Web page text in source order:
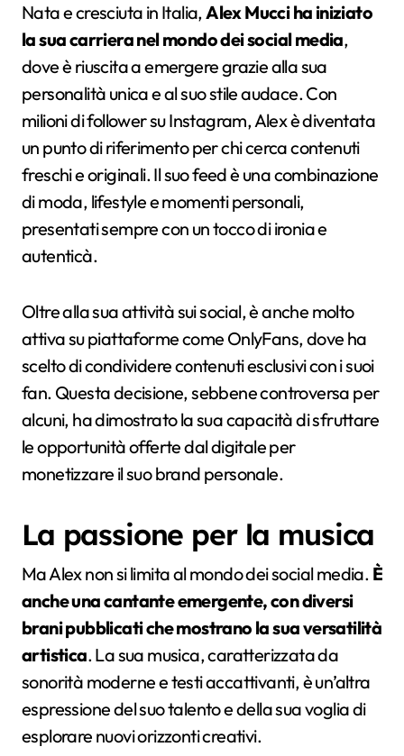
Nata e cresciuta in Italia,Alex Mucci ha iniziato
la sua carriera nel mondo dei social media,
dove è riuscita a emergere grazie alla sua
personalità unica e al suo stile audace. Con
milioni di follower su Instagram, Alex è diventata
un punto di riferimento per chi cerca contenuti
freschi e originali. Il suo feed è una combinazione
di moda, lifestyle e momenti personali,
presentati sempre con un tocco di ironia e
autenticà.
Oltre alla sua attività sui social, è anche molto
attiva su piattaforme come OnlyFans, dove ha
scelto di condividere contenuti esclusivi con i suoi
fan. Questa decisione, sebbene controversa per
alcuni, ha dimostrato la sua capacità di sfruttare
le opportunità offerte dal digitale per
monetizzare il suo brand personale.
La passione per la musica
Ma Alex non si limita al mondo dei social media. È
anche una cantante emergente, con diversi
brani pubblicati che mostrano la sua versatilità
artistica. La sua musica, caratterizzata da
sonorità moderne e testi accattivanti, è un’altra
espressione del suo talento e della sua voglia di
esplorare nuovi orizzonti creativi.